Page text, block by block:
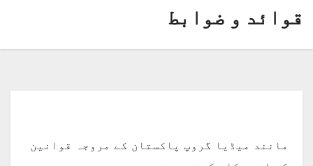
قوائد و ضوابط
مانند میڈیا گروپ پاکستان کے مروجہ قوانین